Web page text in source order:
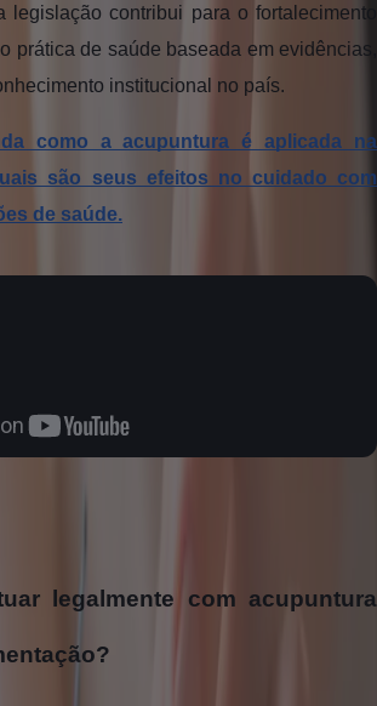
contribui para o fortalecimento
prática de saúde baseada em evidências,
institucional no país.
como a acupuntura é aplicada na
são seus efeitos no cuidado com
de saúde.
legalmente com acupuntura